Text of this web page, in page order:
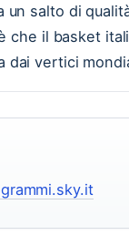
un salto di
che il basket
dai vertici